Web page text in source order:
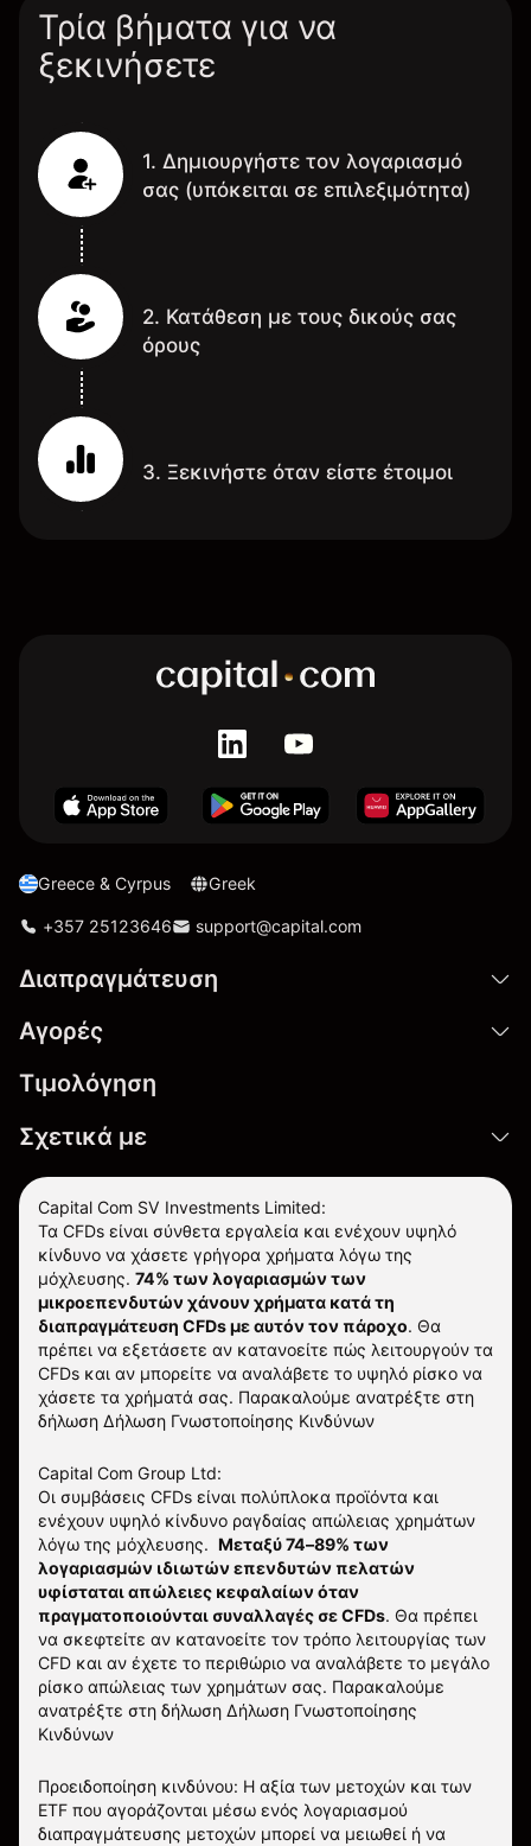
Τρία βήματα για να
ξεκινήσετε
1. Δημιουργήστε τον λογαριασμό
σας (υπόκειται σε επιλεξιμότητα)
2. Κατάθεση με τους δικούς σας
όρους
3. Ξεκινήστε όταν είστε έτοιμοι
Greece & Cyrpus Greek
+357 25123646 support@capital.com
Διαπραγμάτευση
Αγορές
Τιμολόγηση
Σχετικά με
Capital Com SV Investments Limited:
Τα CFDs είναι σύνθετα εργαλεία και ενέχουν υψηλό
κίνδυνο να χάσετε γρήγορα χρήματα λόγω της
μόχλευσης. 74% των λογαριασμών των
μικροεπενδυτών χάνουν χρήματα κατά τη
διαπραγμάτευση CFDs με αυτόν τον πάροχο. Θα
πρέπει να εξετάσετε αν κατανοείτε πώς λειτουργούν τα
CFDs και αν μπορείτε να αναλάβετε το υψηλό ρίσκο να
χάσετε τα χρήματά σας. Παρακαλούμε ανατρέξτε στη
δήλωση Δήλωση Γνωστοποίησης Κινδύνων
Capital Com Group Ltd:
Οι συμβάσεις CFDs είναι πολύπλοκα προϊόντα και
ενέχουν υψηλό κίνδυνο ραγδαίας απώλειας χρημάτων
λόγω της μόχλευσης. Μεταξύ 74–89% των
λογαριασμών ιδιωτών επενδυτών πελατών
υφίσταται απώλειες κεφαλαίων όταν
πραγματοποιούνται συναλλαγές σε CFDs. Θα πρέπει
να σκεφτείτε αν κατανοείτε τον τρόπο λειτουργίας των
CFD και αν έχετε το περιθώριο να αναλάβετε το μεγάλο
ρίσκο απώλειας των χρημάτων σας. Παρακαλούμε
ανατρέξτε στη δήλωση Δήλωση Γνωστοποίησης
Κινδύνων
Προειδοποίηση κινδύνου: Η αξία των μετοχών και των
ETF που αγοράζονται μέσω ενός λογαριασμού
διαπραγμάτευσης μετοχών μπορεί να μειωθεί ή να